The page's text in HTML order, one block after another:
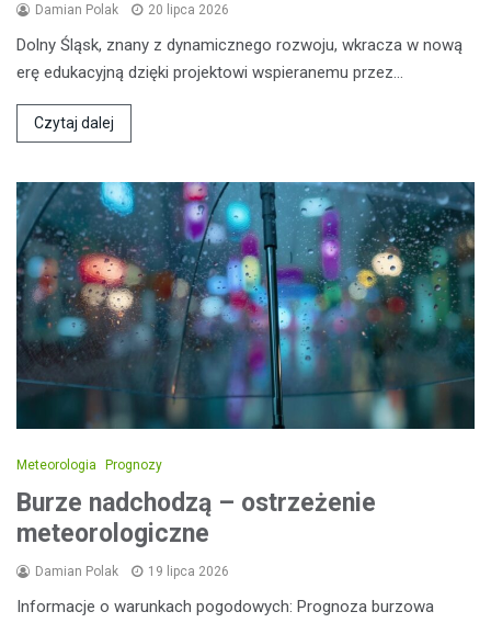
Damian Polak 20 lipca 2026
Dolny Śląsk, znany z dynamicznego rozwoju, wkracza w nową
erę edukacyjną dzięki projektowi wspieranemu przez…
Czytaj dalej
Meteorologia Prognozy
Burze nadchodzą – ostrzeżenie
meteorologiczne
Damian Polak 19 lipca 2026
Informacje o warunkach pogodowych: Prognoza burzowa